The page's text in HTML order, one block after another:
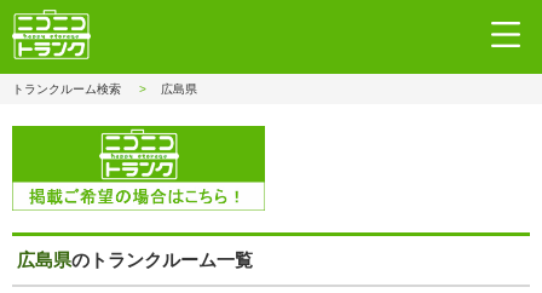
トランクルーム検索 広島県
広島県のトランクルーム一覧